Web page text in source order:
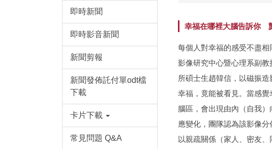
即時新聞
即時影音新聞
新聞剪報
新聞發佈託付單odt檔
下載
卡片下載
常見問題 Q&A
幸福在哪裡大腦告訴你
每個人對幸福的感受不盡
影像研究中心暨心理系副
所碩士生趙韓信，以磁振
幸福，竟能被看見。當感
腦區，會出現由內（自我
應變化，團隊認為該影像
以親疏關係（家人、密友